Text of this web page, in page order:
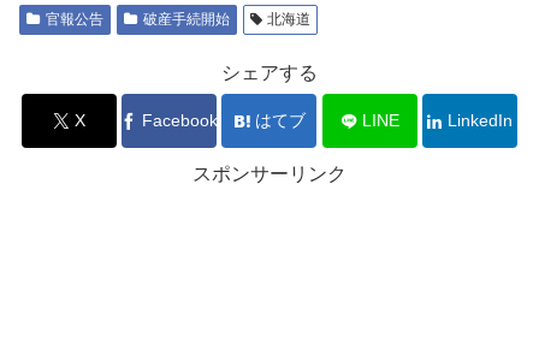
官報公告 破産手続開始 北海道
シェアする
X Facebook はてブ LINE LinkedIn
スポンサーリンク